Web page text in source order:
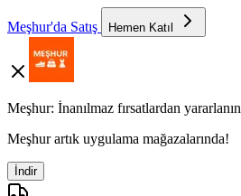
Meşhur'da Satış Hemen Katıl
Meşhur: İnanılmaz fırsatlardan yararlanın
Meşhur artık uygulama mağazalarında!
İndir